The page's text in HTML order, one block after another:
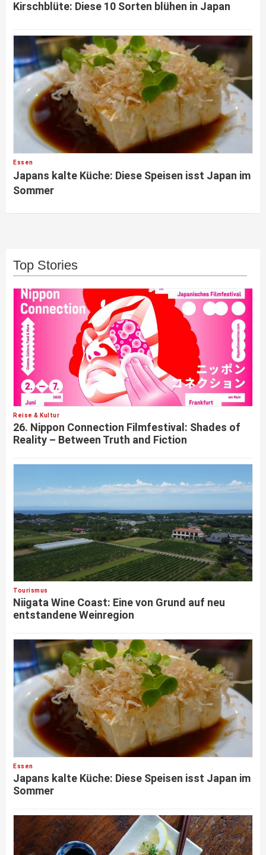
Kirschblüte: Diese 10 Sorten blühen in Japan
Essen
Japans kalte Küche: Diese Speisen isst Japan im
Sommer
Top Stories
Reise & Kultur
26. Nippon Connection Filmfestival: Shades of
Reality – Between Truth and Fiction
Tourismus
Niigata Wine Coast: Eine von Grund auf neu
entstandene Weinregion
Essen
Japans kalte Küche: Diese Speisen isst Japan im
Sommer